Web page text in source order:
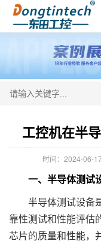
工控机在半
时间：2024-06-
一、半导体测试
半导体测试设备是
靠性测试和性能评估
芯片的质量和性能，